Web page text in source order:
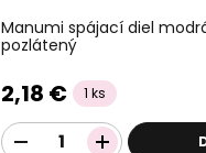
Manumi spájací diel
pozlátený
2,18 € 1 ks